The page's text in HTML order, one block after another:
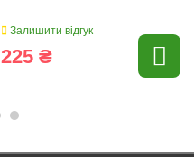
Залишити відгук
225 ₴